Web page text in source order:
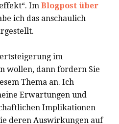
Im Blogpost über
ich das anschaulich
im
wollen, dann fordern Sie
Thema an. Ich
Erwartungen und
Implikationen
deren Auswirkungen auf